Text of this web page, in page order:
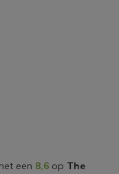
een 8,6op The